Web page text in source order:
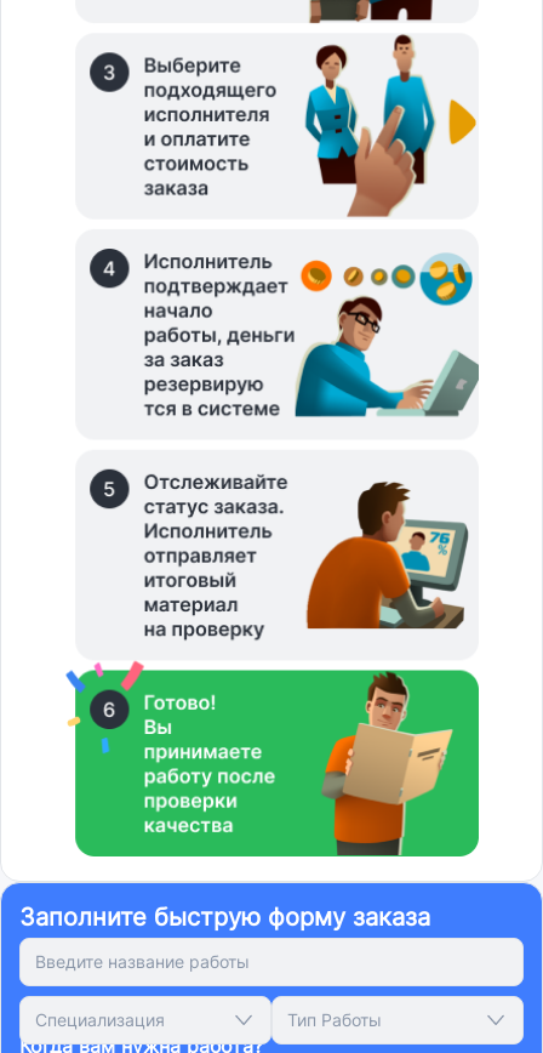
Заполните быструю форму заказа
Специализация Тип Работы
Когда вам нужна работа?